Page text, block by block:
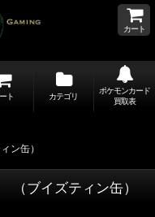
カート
ト カテゴリ
ポケモンカード
買取表
ン缶）
ブイズティン缶）